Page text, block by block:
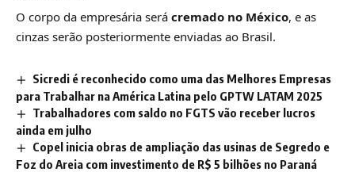
O corpo da empresária será cremado no México, e as
cinzas serão posteriormente enviadas ao Brasil.
Sicredi é reconhecido como uma das Melhores Empresas
para Trabalhar na América Latina pelo GPTW LATAM 2025
Trabalhadores com saldo no FGTS vão receber lucros
ainda em julho
Copel inicia obras de ampliação das usinas de Segredo e
Foz do Areia com investimento de R$ 5 bilhões no Paraná